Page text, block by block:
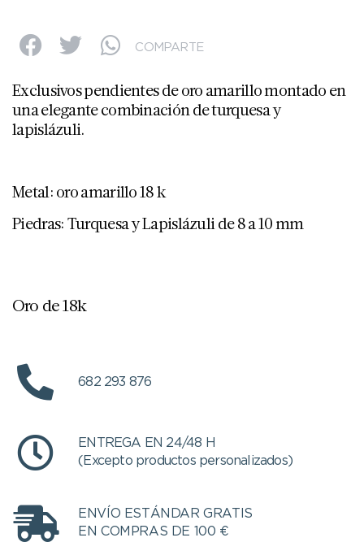
COMPARTE
Exclusivos pendientes de oro amarillo montado en
una elegante combinación de turquesa y
lapislázuli.
Metal: oro amarillo 18 k
Piedras: Turquesa y Lapislázuli de 8 a 10 mm
Oro de 18k
682 293 876
ENTREGA EN 24/48 H
(Excepto productos personalizados)
ENVÍO ESTÁNDAR GRATIS
EN COMPRAS DE 100 €